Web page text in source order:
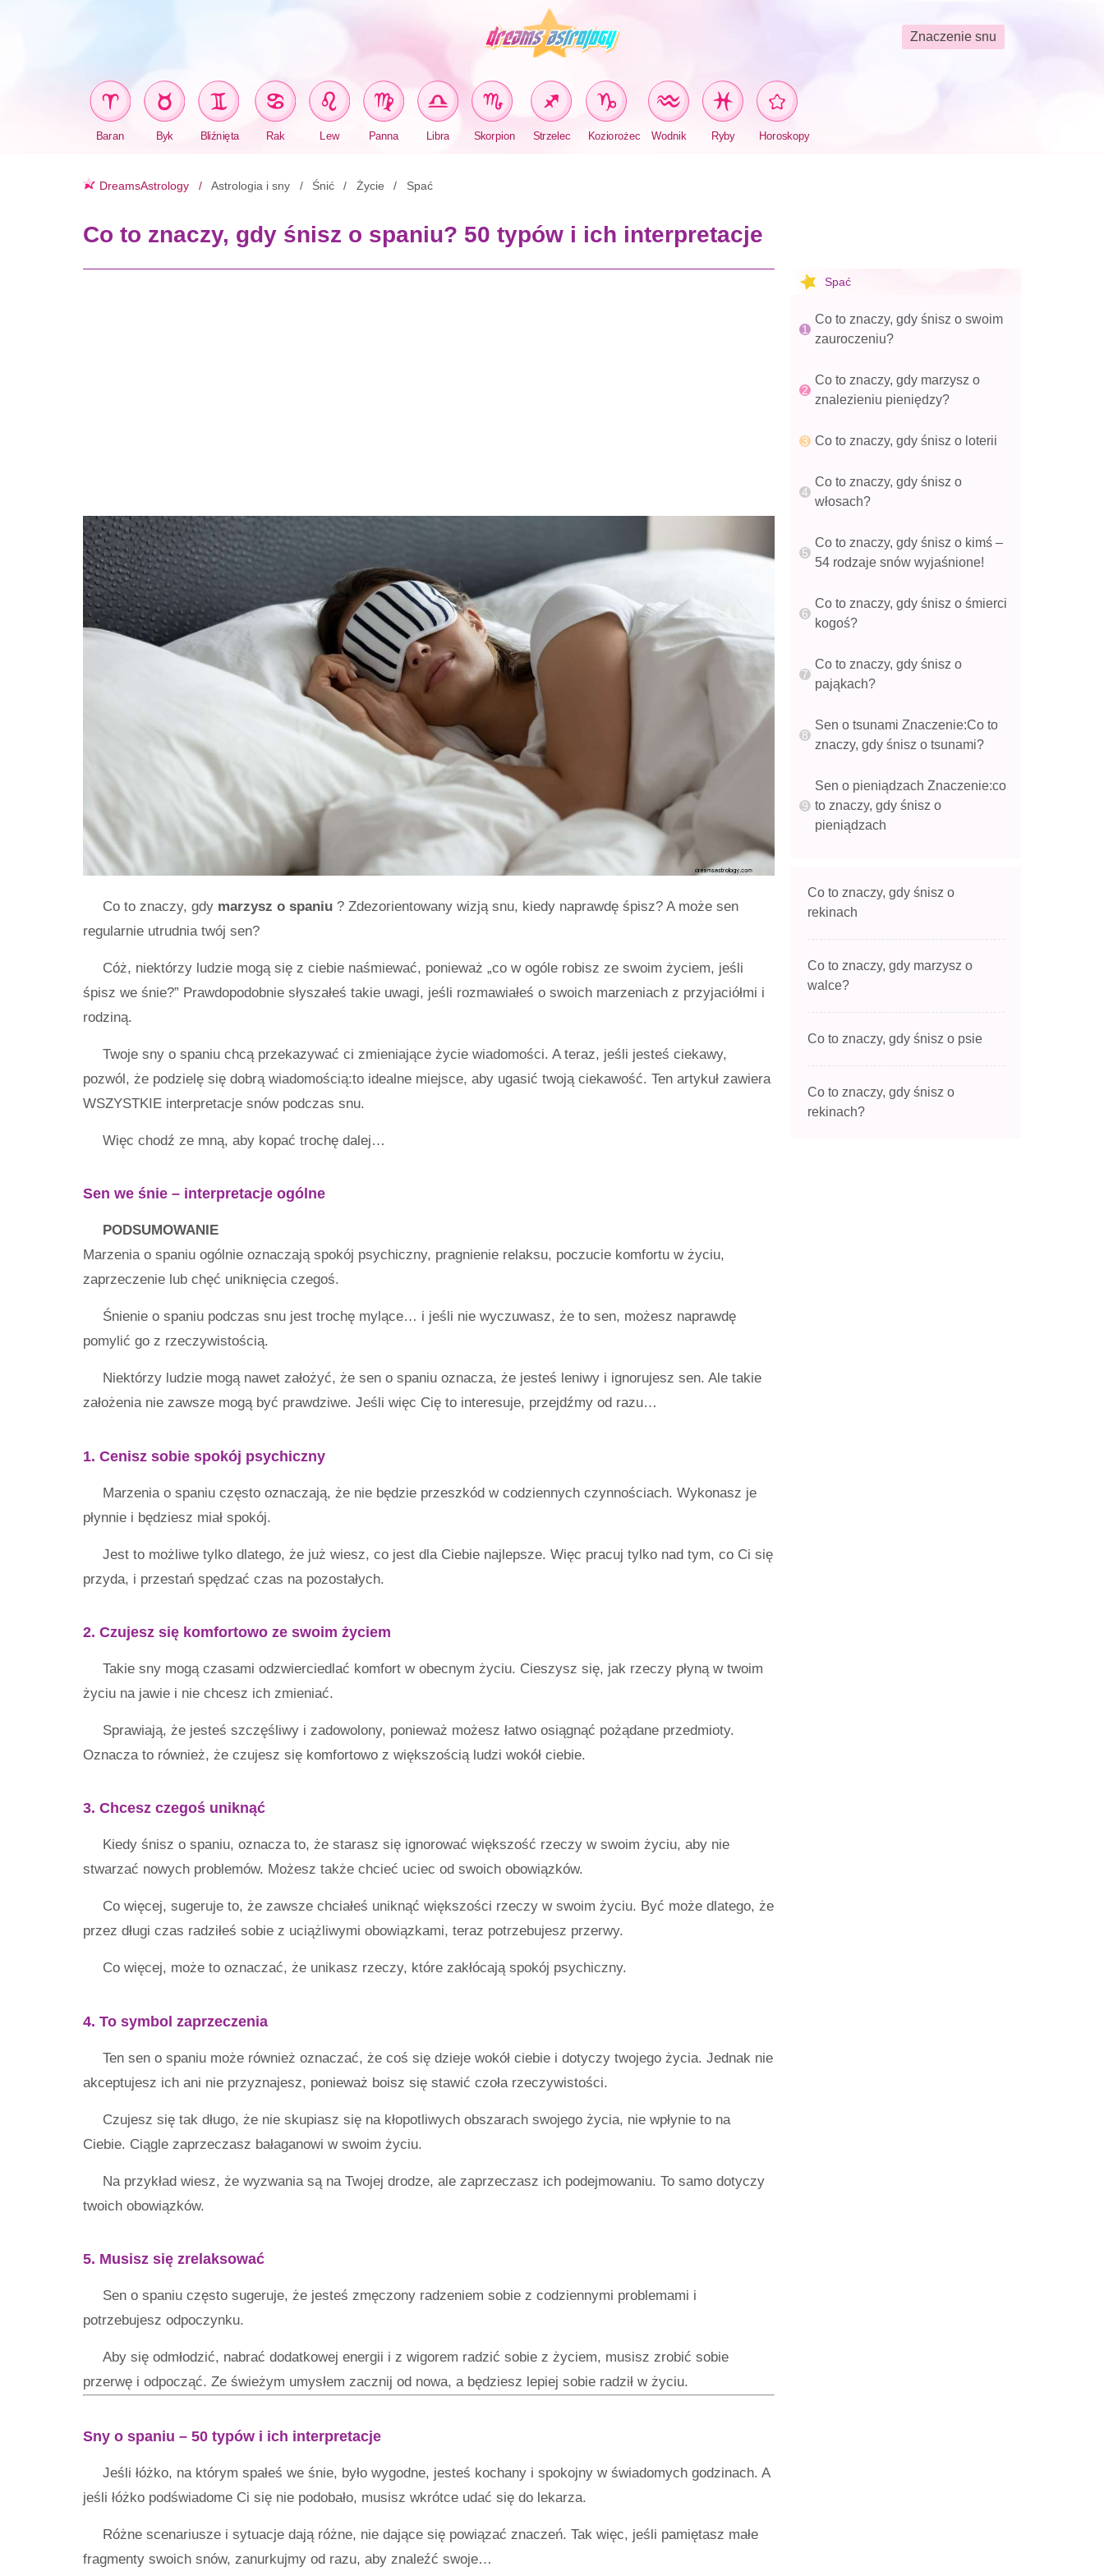
Znaczenie snu
Baran Byk Bliźnięta Rak Lew Panna Libra Skorpion Strzelec Koziorożec Wodnik Ryby Horoskopy
DreamsAstrology Astrologia i sny Śnić Życie Spać
Co to znaczy, gdy śnisz o spaniu? 50 typów i ich interpretacje
Co to znaczy, gdy marzysz o spaniu? Zdezorientowany wizją snu, kiedy naprawdę śpisz? A może sen
regularnie utrudnia twój sen?
Cóż, niektórzy ludzie mogą się z ciebie naśmiewać, ponieważ „co w ogóle robisz ze swoim życiem, jeśli
śpisz we śnie?” Prawdopodobnie słyszałeś takie uwagi, jeśli rozmawiałeś o swoich marzeniach z przyjaciółmi i
rodziną.
Twoje sny o spaniu chcą przekazywać ci zmieniające życie wiadomości. A teraz, jeśli jesteś ciekawy,
pozwól, że podzielę się dobrą wiadomością:to idealne miejsce, aby ugasić twoją ciekawość. Ten artykuł zawiera
WSZYSTKIE interpretacje snów podczas snu.
Więc chodź ze mną, aby kopać trochę dalej…
Sen we śnie – interpretacje ogólne
PODSUMOWANIE
Marzenia o spaniu ogólnie oznaczają spokój psychiczny, pragnienie relaksu, poczucie komfortu w życiu,
zaprzeczenie lub chęć uniknięcia czegoś.
Śnienie o spaniu podczas snu jest trochę mylące… i jeśli nie wyczuwasz, że to sen, możesz naprawdę
pomylić go z rzeczywistością.
Niektórzy ludzie mogą nawet założyć, że sen o spaniu oznacza, że ​​jesteś leniwy i ignorujesz sen. Ale takie
założenia nie zawsze mogą być prawdziwe. Jeśli więc Cię to interesuje, przejdźmy od razu…
1. Cenisz sobie spokój psychiczny
Marzenia o spaniu często oznaczają, że nie będzie przeszkód w codziennych czynnościach. Wykonasz je
płynnie i będziesz miał spokój.
Jest to możliwe tylko dlatego, że już wiesz, co jest dla Ciebie najlepsze. Więc pracuj tylko nad tym, co Ci się
przyda, i przestań spędzać czas na pozostałych.
2. Czujesz się komfortowo ze swoim życiem
Takie sny mogą czasami odzwierciedlać komfort w obecnym życiu. Cieszysz się, jak rzeczy płyną w twoim
życiu na jawie i nie chcesz ich zmieniać.
Sprawiają, że jesteś szczęśliwy i zadowolony, ponieważ możesz łatwo osiągnąć pożądane przedmioty.
Oznacza to również, że czujesz się komfortowo z większością ludzi wokół ciebie.
3. Chcesz czegoś uniknąć
Kiedy śnisz o spaniu, oznacza to, że starasz się ignorować większość rzeczy w swoim życiu, aby nie
stwarzać nowych problemów. Możesz także chcieć uciec od swoich obowiązków.
Co więcej, sugeruje to, że zawsze chciałeś uniknąć większości rzeczy w swoim życiu. Być może dlatego, że
przez długi czas radziłeś sobie z uciążliwymi obowiązkami, teraz potrzebujesz przerwy.
Co więcej, może to oznaczać, że unikasz rzeczy, które zakłócają spokój psychiczny.
4. To symbol zaprzeczenia
Ten sen o spaniu może również oznaczać, że coś się dzieje wokół ciebie i dotyczy twojego życia. Jednak nie
akceptujesz ich ani nie przyznajesz, ponieważ boisz się stawić czoła rzeczywistości.
Czujesz się tak długo, że nie skupiasz się na kłopotliwych obszarach swojego życia, nie wpłynie to na
Ciebie. Ciągle zaprzeczasz bałaganowi w swoim życiu.
Na przykład wiesz, że wyzwania są na Twojej drodze, ale zaprzeczasz ich podejmowaniu. To samo dotyczy
twoich obowiązków.
5. Musisz się zrelaksować
Sen o spaniu często sugeruje, że jesteś zmęczony radzeniem sobie z codziennymi problemami i
potrzebujesz odpoczynku.
Aby się odmłodzić, nabrać dodatkowej energii i z wigorem radzić sobie z życiem, musisz zrobić sobie
przerwę i odpocząć. Ze świeżym umysłem zacznij od nowa, a będziesz lepiej sobie radził w życiu.
Sny o spaniu – 50 typów i ich interpretacje
Jeśli łóżko, na którym spałeś we śnie, było wygodne, jesteś kochany i spokojny w świadomych godzinach. A
jeśli łóżko podświadome Ci się nie podobało, musisz wkrótce udać się do lekarza.
Różne scenariusze i sytuacje dają różne, nie dające się powiązać znaczeń. Tak więc, jeśli pamiętasz małe
fragmenty swoich snów, zanurkujmy od razu, aby znaleźć swoje…
Spać
Co to znaczy, gdy śnisz o swoim
zauroczeniu?
Co to znaczy, gdy marzysz o
znalezieniu pieniędzy?
Co to znaczy, gdy śnisz o loterii
Co to znaczy, gdy śnisz o
włosach?
Co to znaczy, gdy śnisz o kimś –
54 rodzaje snów wyjaśnione!
Co to znaczy, gdy śnisz o śmierci
kogoś?
Co to znaczy, gdy śnisz o
pająkach?
Sen o tsunami Znaczenie:Co to
znaczy, gdy śnisz o tsunami?
Sen o pieniądzach Znaczenie:co
to znaczy, gdy śnisz o
pieniądzach
Co to znaczy, gdy śnisz o
rekinach
Co to znaczy, gdy marzysz o
walce?
Co to znaczy, gdy śnisz o psie
Co to znaczy, gdy śnisz o
rekinach?